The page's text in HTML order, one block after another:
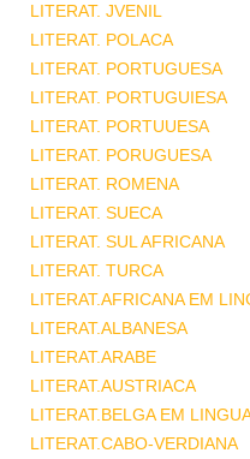
LITERAT. JVENIL
LITERAT. POLACA
LITERAT. PORTUGUESA
LITERAT. PORTUGUIESA
LITERAT. PORTUUESA
LITERAT. PORUGUESA
LITERAT. ROMENA
LITERAT. SUECA
LITERAT. SUL AFRICANA
LITERAT. TURCA
LITERAT.AFRICANA EM
LITERAT.ALBANESA
LITERAT.ARABE
LITERAT.AUSTRIACA
LITERAT.BELGA EM
LITERAT.CABO-VERDIANA